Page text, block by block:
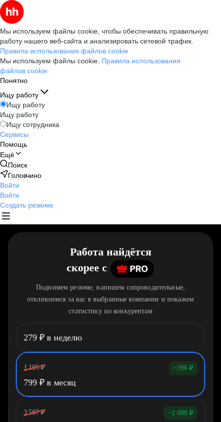
Мы используем файлы cookie, чтобы обеспечивать правильную
работу нашего веб-сайта и анализировать сетевой трафик.
Правила использования файлов cookie
Мы используем файлы cookie. Правила использования
файлов cookie
Понятно
Ищу работу
Ищу работу
Ищу работу
Ищу сотрудника
Сервисы
Помощь
Ещё
Поиск
Головчино
Войти
Войти
Создать резюме
Работа найдётся
скорее c
Поднимем резюме, напишем сопроводительные,
откликнемся за вас в выбранные компании и покажем
статистику по конкурентам
279 ₽ в неделю
1 195 ₽ −396 ₽
799 ₽ в месяц
3 587 ₽ −2 088 ₽